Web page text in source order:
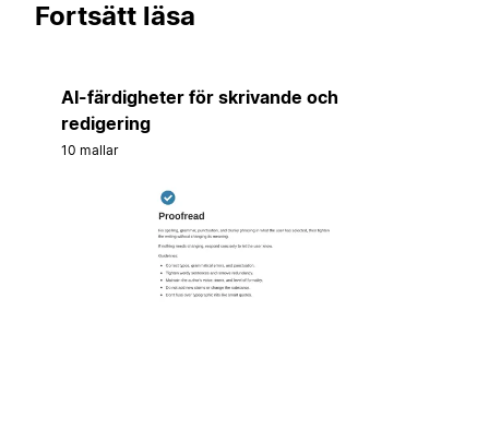
Fortsätt läsa
AI-färdigheter för skrivande och
redigering
10 mallar